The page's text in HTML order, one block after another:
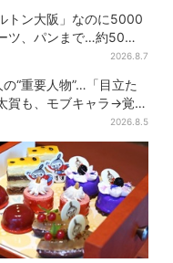
トン大阪」なのに5000
ツ、パンまで…約50種
2026.8.7
“重要人物”…「目立た
賀も、モブキャラ→覚醒
2026.8.5